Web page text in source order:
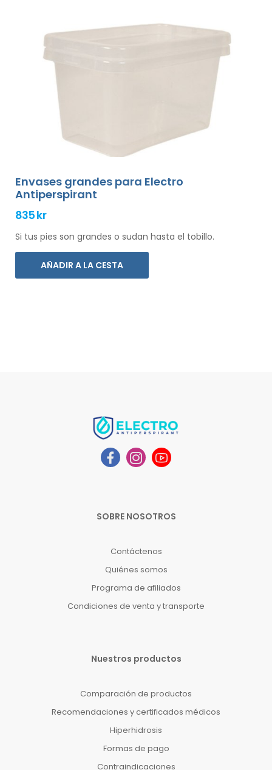
Envases grandes para Electro
Antiperspirant
835 kr
Si tus pies son grandes o sudan hasta el tobillo.
AÑADIR A LA CESTA
SOBRE NOSOTROS
Contáctenos
Quiénes somos
Programa de afiliados
Condiciones de venta y transporte
Nuestros productos
Comparación de productos
Recomendaciones y certificados médicos
Hiperhidrosis
Formas de pago
Contraindicaciones